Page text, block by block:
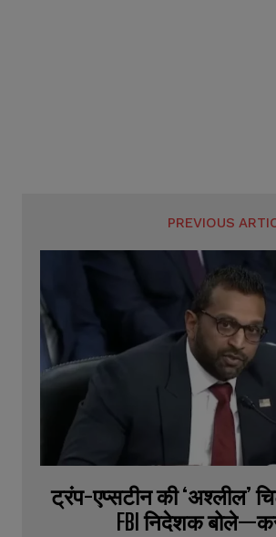
PREVIOUS
ट्रंप-एप्सटीन की ‘अश्लील’
FBI निदेशक